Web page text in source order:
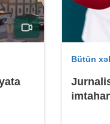
Bütün